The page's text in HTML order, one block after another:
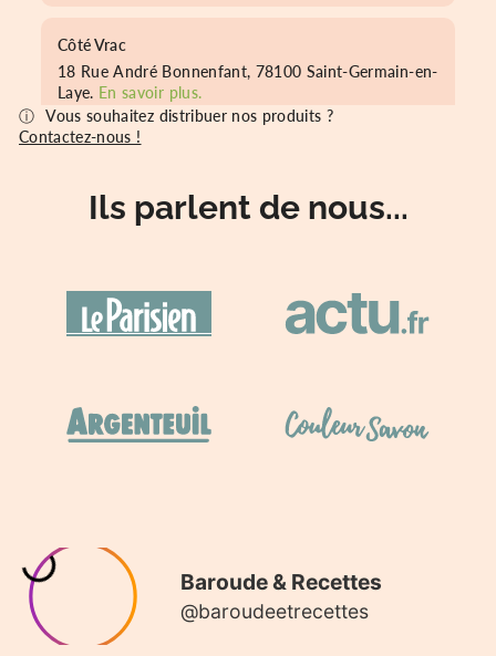
Côté Vrac
18 Rue André Bonnenfant, 78100 Saint-Germain-en-
Laye. En savoir plus.
11 Rue de Venel, 95310 Saint-Ouen-l'Aumône.
savoir plus.
22 rue Royer Collard - 75005 Paris.
En savoir plus.
Le Potiron Fleuri
36 Rue Sibuet, 75012 Paris, France.En savoir plus.
Vous souhaitez distribuer nos produits ?
Contactez-nous !
Ils parlent de nous...